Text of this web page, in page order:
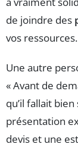
de joindre des
vos ressources.
Une autre
« Avant de
qu’il fallait
présentation
devis et une